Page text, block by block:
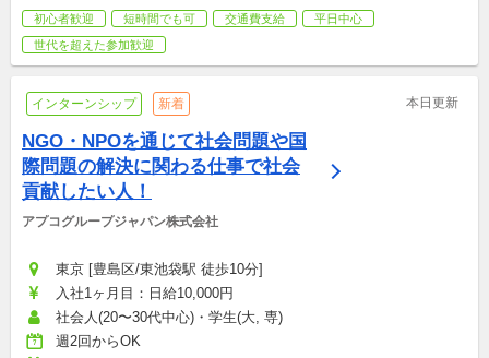
初心者歓迎 短時間でも可 交通費支給
平日中心
世代を超えた参加歓迎
インターンシップ 新着 本日更新
NGO・NPOを通じて社会問題や国
際問題の解決に関わる仕事で社会
貢献したい人！
アプコグループジャパン株式会社
東京 [豊島区/東池袋駅 徒歩10分]
入社1ヶ月目：日給10,000円
社会人(20〜30代中心)・学生(大, 専)
週2回からOK